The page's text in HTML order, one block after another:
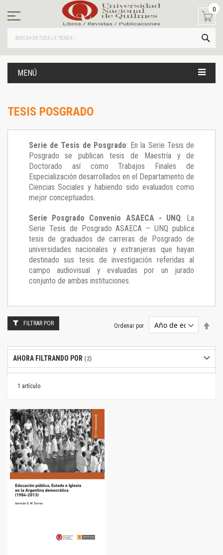
contenido
0
MENÚ
TESIS POSGRADO
Serie de Tesis de Posgrado: En la Serie Tesis de
Posgrado se publican tesis de Maestría y de
Doctorado así como Trabajos Finales de
Especialización desarrollados en el Departamento de
Ciencias Sociales y habiendo sido evaluados como
mejor conceptuados.
Serie Posgrado Convenio ASAECA - UNQ: La
Serie Tesis de Posgrado ASAECA – UNQ publica
tesis de graduados de carreras de Posgrado de
universidades nacionales y extranjeras que hayan
destinado sus tesis de investigación referidas al
campo audiovisual y evaluadas por un jurado
conjunto de ambas instituciones.
1 artículo
Ordenar por
FILTRAR POR
AHORA FILTRANDO POR